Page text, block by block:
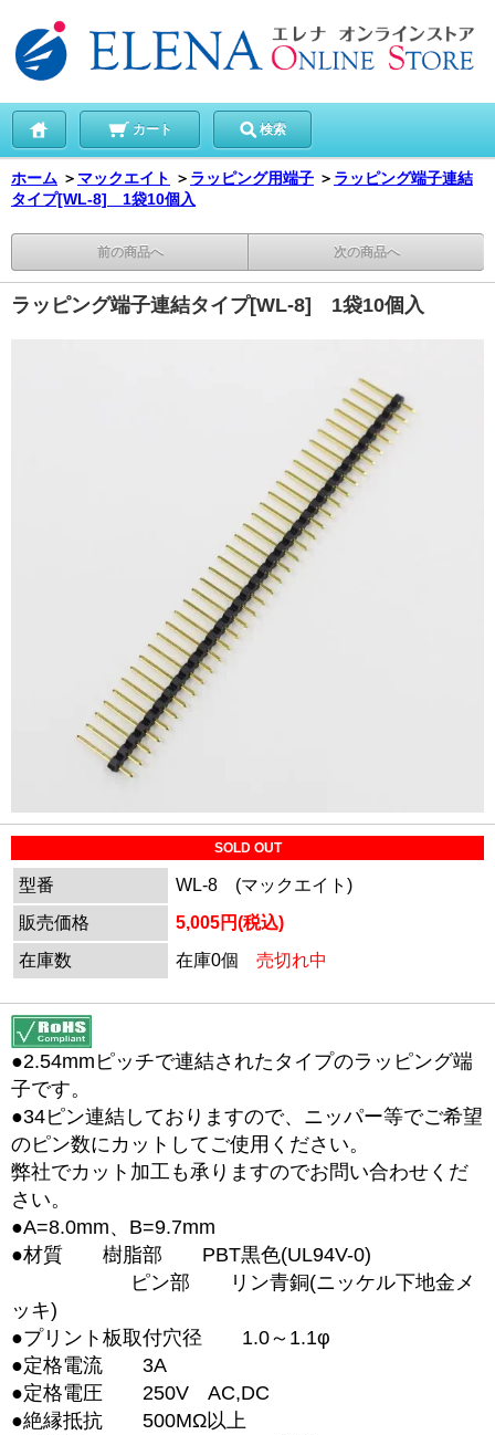
カート 検索
ホーム ＞ マックエイト ＞ ラッピング用端子 ＞ ラッピング端子連結
タイプ[WL-8] 1袋10個入
前の商品へ 次の商品へ
ラッピング端子連結タイプ[WL-8] 1袋10個入
SOLD OUT
型番
WL-8 (マックエイト)
販売価格
5,005円(税込)
在庫数
在庫0個 売切れ中
●2.54mmピッチで連結されたタイプのラッピング端
子です。
●34ピン連結しておりますので、ニッパー等でご希望
のピン数にカットしてご使用ください。
弊社でカット加工も承りますのでお問い合わせくだ
さい。
●A=8.0mm、B=9.7mm
●材質 樹脂部 PBT黒色(UL94V-0)
ピン部 リン青銅(ニッケル下地金メ
ッキ)
●プリント板取付穴径 1.0～1.1φ
●定格電流 3A
●定格電圧 250V AC,DC
●絶縁抵抗 500MΩ以上